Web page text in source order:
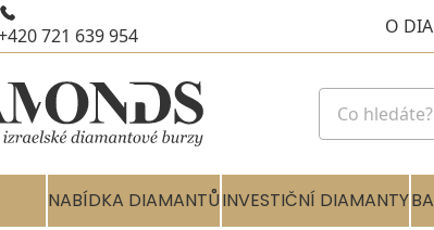
721 639 954 O
NABÍDKA DIAMANTŮINVESTIČNÍ DIAMANTY